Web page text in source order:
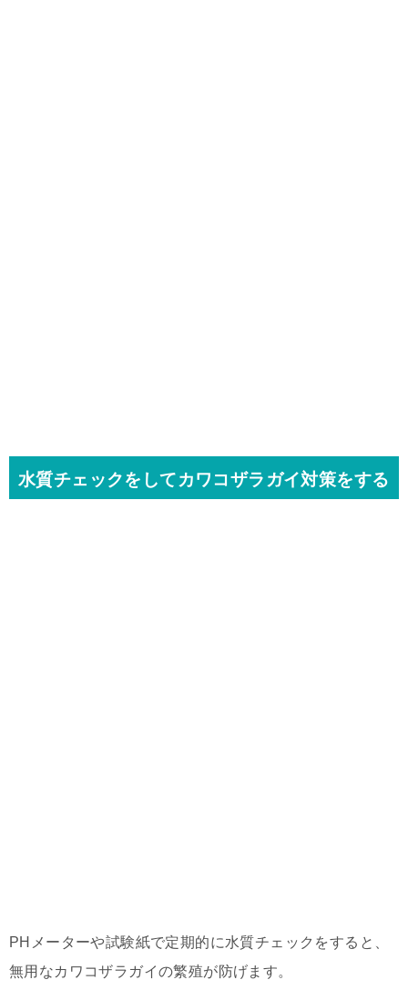
水質チェックをしてカワコザラガイ対策をする
PHメーターや試験紙で定期的に水質チェックをすると、
無用なカワコザラガイの繁殖が防げます。